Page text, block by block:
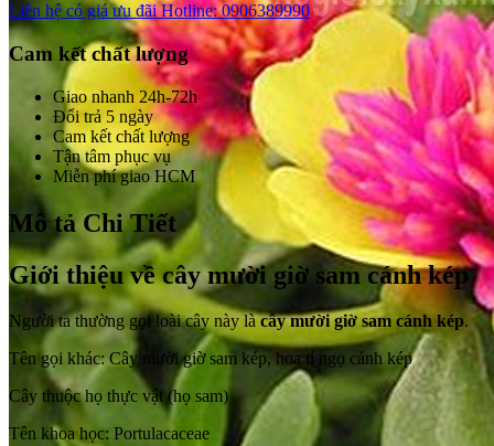
Liên hệ có giá ưu đãiHotline: 0906389990
Cam kết chất lượng
Giao nhanh 24h-72h
Đổi trả 5 ngày
Cam kết chất lượng
Tận tâm phục vụ
Miễn phí giao HCM
Mô tả Chi Tiết
Giới thiệu về cây mười giờ sam cánh kép
Người ta thường gọi loài cây này làcây mười giờ sam cánh kép.
Tên gọi khác: Cây mười giờ sam kép, hoa tí ngọ cánh kép
Cây thuộc họ thực vật (họ sam)
Tên khoa học: Portulacaceae